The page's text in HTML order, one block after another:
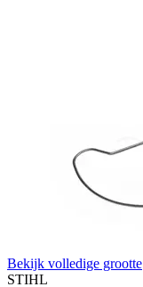
Bekijk volledige grootte
STIHL